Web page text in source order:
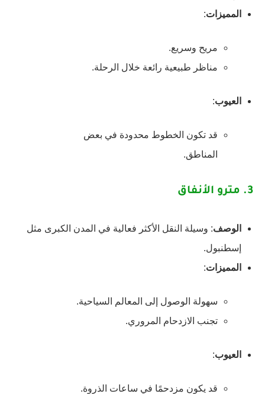
المميزات:
مريح وسريع.
مناظر طبيعية رائعة خلال الرحلة.
العيوب:
قد تكون الخطوط محدودة في بعض
المناطق.
3. مترو الأنفاق
الوصف: وسيلة النقل الأكثر فعالية في المدن الكبرى مثل
إسطنبول.
المميزات:
سهولة الوصول إلى المعالم السياحية.
تجنب الازدحام المروري.
العيوب:
قد يكون مزدحمًا في ساعات الذروة.